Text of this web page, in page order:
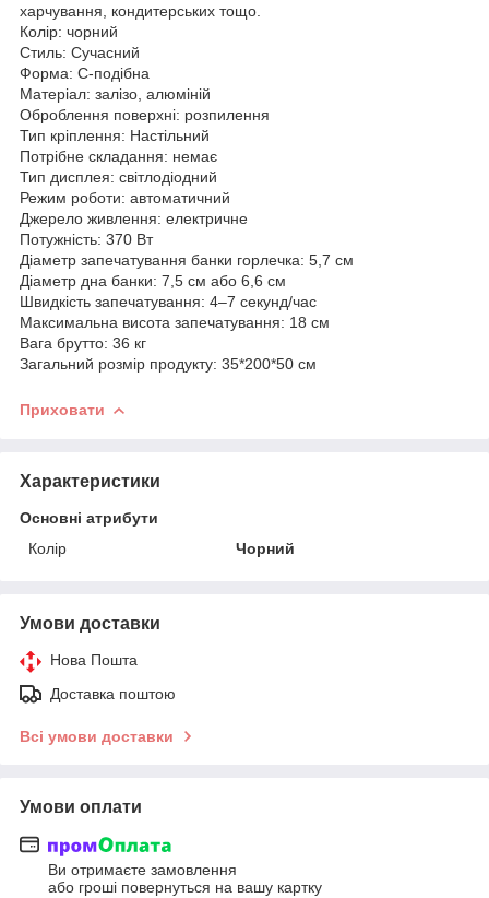
харчування, кондитерських тощо.
Колір: чорний
Стиль: Сучасний
Форма: С-подібна
Матеріал: залізо, алюміній
Оброблення поверхні: розпилення
Тип кріплення: Настільний
Потрібне складання: немає
Тип дисплея: світлодіодний
Режим роботи: автоматичний
Джерело живлення: електричне
Потужність: 370 Вт
Діаметр запечатування банки горлечка: 5,7 см
Діаметр дна банки: 7,5 см або 6,6 см
Швидкість запечатування: 4–7 секунд/час
Максимальна висота запечатування: 18 см
Вага брутто: 36 кг
Загальний розмір продукту: 35*200*50 см
Приховати
Характеристики
Основні атрибути
Колір
Чорний
Умови доставки
Нова Пошта
Доставка поштою
Всі умови доставки
Умови оплати
Ви отримаєте замовлення
або гроші повернуться на вашу картку